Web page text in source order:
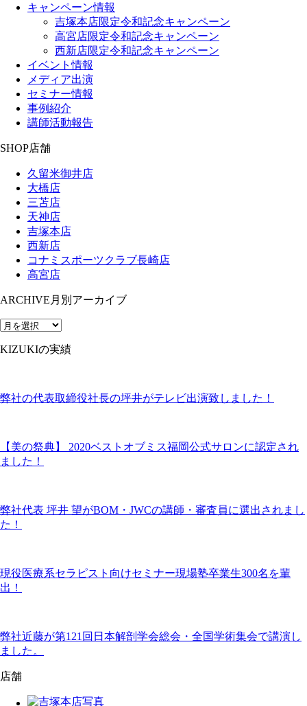
キャンペーン情報
吉塚本店限定令和記念キャンペーン
高宮店限定令和記念キャンペーン
西新店限定令和記念キャンペーン
イベント情報
メディア出演
セミナー情報
事例紹介
講師活動報告
SHOP店舗
久留米御井店
大橋店
三苫店
天神店
吉塚本店
西新店
コナミスポーツクラブ長崎店
高宮店
ARCHIVE 月別アーカイブ
KIZUKIの実績
弊社の代表取締役社長の坪井がテレビ出演致しました！
【美の祭典】 2020ベストオブミス福岡公式サロンに認定され
ました！
弊社代表 坪井 望がBOM・JWCの講師・審査員に選出されまし
た！
現役医療系セラピスト向けセミナー現場塾卒業生300名を輩
出！
弊社近藤が第121回日本解剖学会総会・全国学術集会で講演し
ました。
店舗